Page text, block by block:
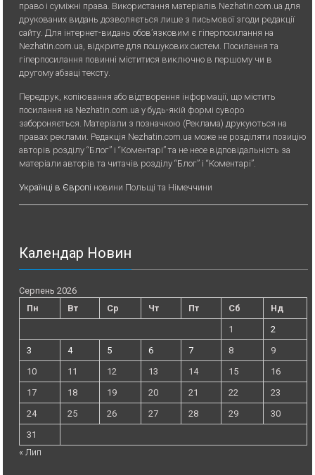
право і суміжні права. Використання матерiалiв Nezhatin.com.ua для
друкованих видань дозволяється лише з письмової згоди редакції
сайту. Для iнтернет-видань обов’язковим є гiперпосилання на
Nezhatin.com.ua, відкрите для пошукових систем. Посилання та
гіперпосилання повинні міститися виключно в першому чи в
другому абзаці тексту.
Передрук, копiювання або вiдтворення iнформацiї, що мiстить
посилання на Nezhatin.com.ua у будь-якiй формi суворо
забороняється. Матеріали з позначкою (Реклама) друкуються на
правах реклами. Редакція Nezhatin.com.ua може не розділяти позицію
авторів розділу “Блог” і “Коментарі” та не несе відповідальність за
матеріали авторів та читачів розділу “Блог” і “Коментарі”.
Українці в Європі новини Польщі та Німеччини
Календар Новин
Серпень 2026
Пн
Вт Ср Чт Пт Сб
Нд
1
2
3
4 5 6 7 8
9
10
11 12 13 14 15
16
17
18 19 20 21 22
23
24
25 26 27 28 29
30
31
« Лип